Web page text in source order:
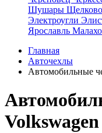
Шушары Щелково
Электроугли
Ярославль
Главная
Авточехлы
Автомобильные